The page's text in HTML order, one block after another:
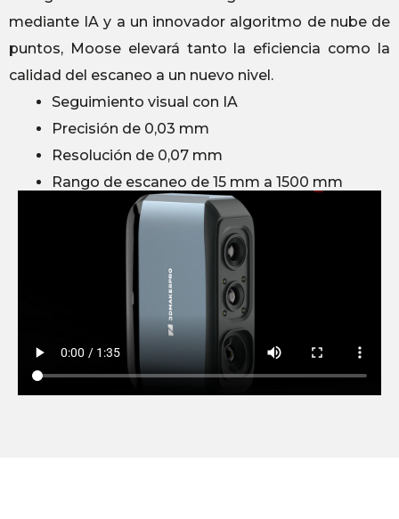
mediante IA y a un innovador algoritmo de nube de
puntos, Moose elevará tanto la eficiencia como la
calidad del escaneo a un nuevo nivel.
Seguimiento visual con IA
Precisión de 0,03 mm
Resolución de 0,07 mm
Rango de escaneo de 15 mm a 1500 mm